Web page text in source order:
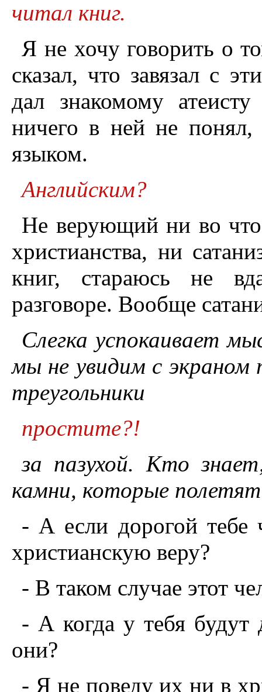
читал книг.
Я не хочу говорить о
сказал, что завязал с
дал знакомому
ничего в ней не понял,
языком.
Английским?
Не верующий ни во
христианства, ни
книг, стараюсь не
разговоре. Вообще
Слегка успокаивает
мы не увидим с экраном
треугольники
простите?!
за пазухой. Кто
камни, которые
- А если дорогой тебе
христианскую веру?
- В таком случае этот
- А когда у тебя будут
они?
- Я не поведу их ни в